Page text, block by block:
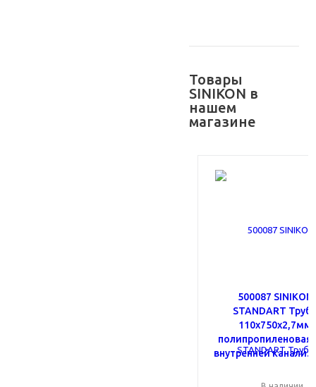
Товары
SINIKON в
нашем
магазине
500087 SINIKON
STANDART
110x750x2,7мм
полипропиленовая
внутренней